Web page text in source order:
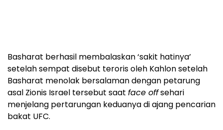
Basharat berhasil membalaskan ‘sakit hatinya’
setelah sempat disebut teroris oleh Kahlon setelah
Basharat menolak bersalaman dengan petarung
asal Zionis Israel tersebut saat face offsehari
menjelang pertarungan keduanya di ajang pencarian
bakat UFC.